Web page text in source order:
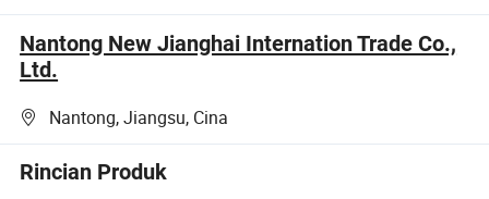
Nantong New Jianghai Internation Trade Co.,
Ltd.
Nantong, Jiangsu, Cina
Rincian Produk